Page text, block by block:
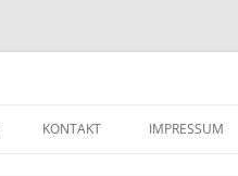
KONTAKT IMPRESSUM